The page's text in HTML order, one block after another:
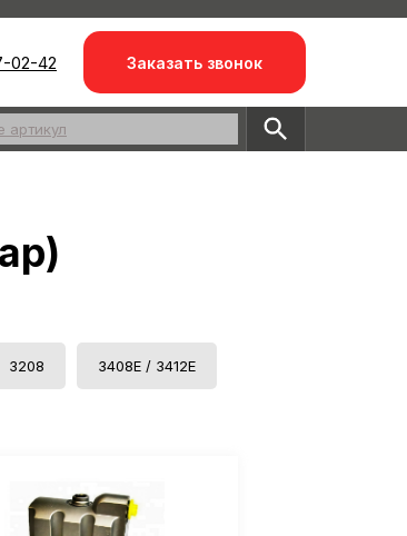
02-42 Заказать звонок
артикул
3208 3408Е / 3412Е